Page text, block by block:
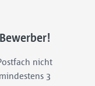
nicht
3